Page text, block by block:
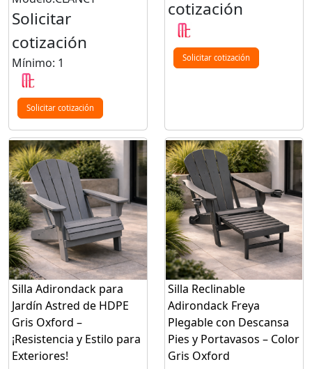
Solicitar
cotización
Mínimo: 1
Solicitar cotización
cotización
Solicitar cotización
Silla Adirondack para
Jardín Astred de HDPE
Gris Oxford –
¡Resistencia y Estilo para
Exteriores!
Silla Reclinable
Adirondack Freya
Plegable con Descansa
Pies y Portavasos – Color
Gris Oxford